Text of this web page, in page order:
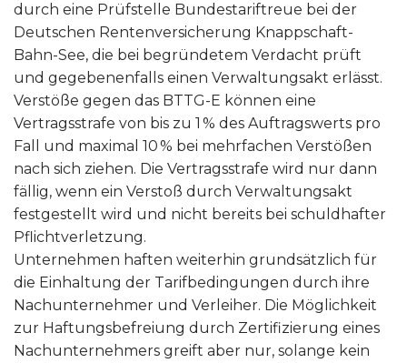
durch eine Prüfstelle Bundestariftreue bei der
Deutschen Rentenversicherung Knappschaft-
Bahn-See, die bei begründetem Verdacht prüft
und gegebenenfalls einen Verwaltungsakt erlässt.
Verstöße gegen das BTTG-E können eine
Vertragsstrafe von bis zu 1 % des Auftragswerts pro
Fall und maximal 10 % bei mehrfachen Verstößen
nach sich ziehen. Die Vertragsstrafe wird nur dann
fällig, wenn ein Verstoß durch Verwaltungsakt
festgestellt wird und nicht bereits bei schuldhafter
Pflichtverletzung.
Unternehmen haften weiterhin grundsätzlich für
die Einhaltung der Tarifbedingungen durch ihre
Nachunternehmer und Verleiher. Die Möglichkeit
zur Haftungsbefreiung durch Zertifizierung eines
Nachunternehmers greift aber nur, solange kein